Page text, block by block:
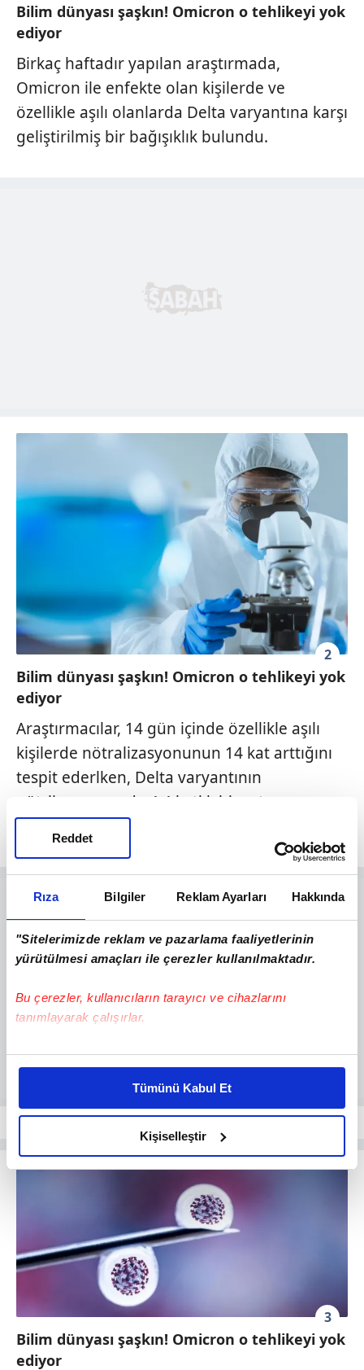
Rıza Bilgiler Reklam Ayarları Hakkında
"Sitelerimizde reklam ve pazarlama faaliyetlerinin
yürütülmesi amaçları ile çerezler kullanılmaktadır.
Bu çerezler, kullanıcıların tarayıcı ve cihazlarını
tanımlayarak çalışırlar.
Bu çerezlere izin vermeniz halinde sizlere özel
daha iyi reklam deneyimi yaşatabiliriz. Bunu yaparken
amacımızın size daha iyi bir reklam deneyimi sunmak
olduğunu ve sizlere en iyi içerikleri sunabilmek adına
elimizden gelen çabayı gösterdiğimizi ve bu noktada,
reklamların maliyetlerimizi karşılamak noktasında tek gelir
kalemimiz olduğunu sizlere hatırlatmak isteriz.
Her halükârda, kullanıcılar, bu çerezlere izin vermedikleri
takdirde, kullanıcılara hedefli reklamlar
gösterilmeyecektir."
Sizlere daha iyi bir hizmet sunabilmek için İnternet
kullanılmaktadır. Bu çerezler vasıtasıyla çeşitli kişisel
Tümünü Kabul Et
Kişiselleştir
Reddet
Bilim dünyası şaşkın! Omicron o tehlikeyi yok
ediyor
Birkaç haftadır yapılan araştırmada,
Omicron ile enfekte olan kişilerde ve
özellikle aşılı olanlarda Delta varyantına karşı
geliştirilmiş bir bağışıklık bulundu.
2
Bilim dünyası şaşkın! Omicron o tehlikeyi yok
ediyor
Araştırmacılar, 14 gün içinde özellikle aşılı
kişilerde nötralizasyonunun 14 kat arttığını
tespit ederlken, Delta varyantının
nötrlizasyonunda 4.4 katlık bir artış
olduğunu belirtti.
3
Bilim dünyası şaşkın! Omicron o tehlikeyi yok
ediyor